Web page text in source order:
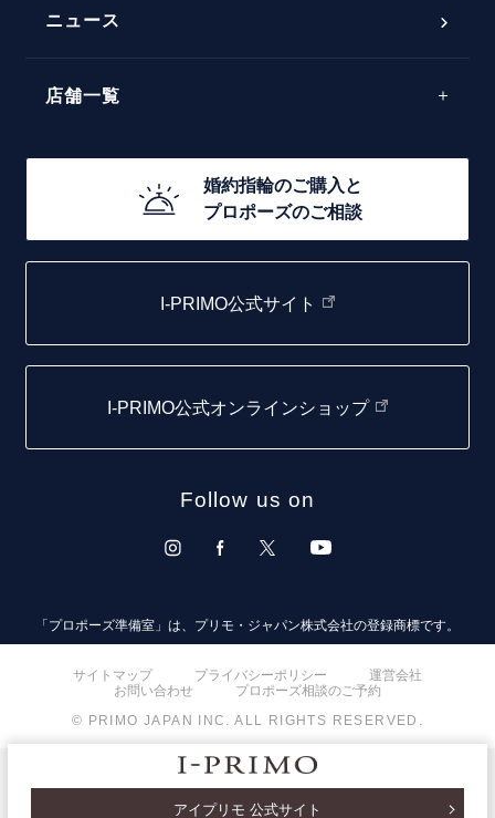
ラインメレ
モード
エレガント
30万円台～
20万円台～
10万円台～
ニュース
店舗一覧
函館店
取扱店)エヴァンスブライダル 旭川本店
仙台店
青森店
郡山モルティ店
いわき店
取扱店)TROA
婚約指輪のご購入と
プロポーズのご相談
I-PRIMO公式サイト
I-PRIMO公式オンラインショップ
Follow us on
「プロポーズ準備室」は、プリモ・ジャパン株式会社の登録商標です。
サイトマップ プライバシーポリシー
運営会社
お問い合わせ
プロポーズ相談のご予約
© PRIMO JAPAN INC. ALL RIGHTS RESERVED.
アイプリモ 公式サイト